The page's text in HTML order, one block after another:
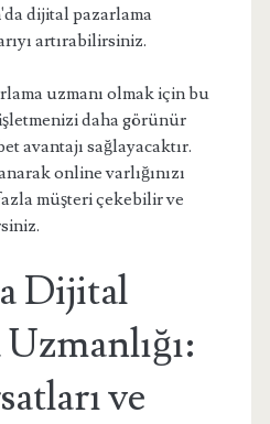
dijital pazarlama
artırabilirsiniz.
uzmanı olmak için bu
daha görünür
avantajı sağlayacaktır.
online varlığınızı
müşteri çekebilir ve
Dijital
ve